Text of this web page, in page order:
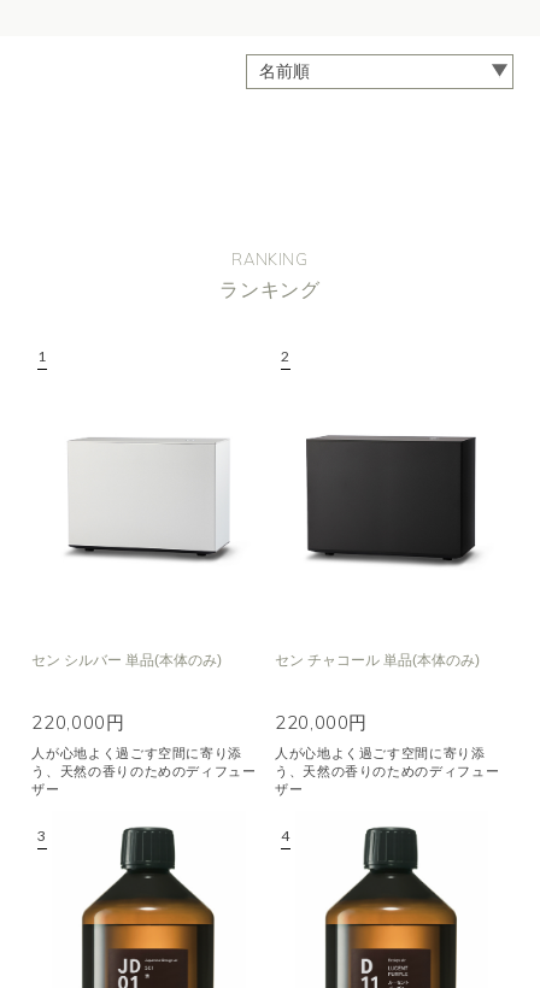
RANKING
ランキング
セン シルバー 単品(本体のみ)
220,000円
人が心地よく過ごす空間に寄り添
う、天然の香りのためのディフュー
ザー
セン チャコール 単品(本体のみ)
220,000円
人が心地よく過ごす空間に寄り添
う、天然の香りのためのディフュー
ザー